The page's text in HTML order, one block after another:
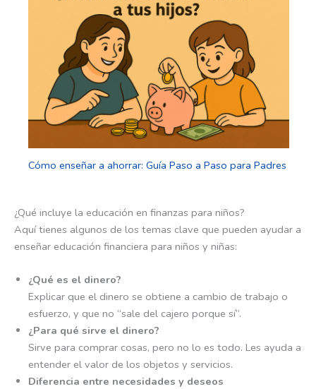
Cómo enseñar a ahorrar: Guía Paso a Paso para Padres
¿Qué incluye la educación en finanzas para niños?
Aquí tienes algunos de los temas clave que pueden ayudar a
enseñar educación financiera para niños y niñas:
¿Qué es el dinero?
Explicar que el dinero se obtiene a cambio de trabajo o
esfuerzo, y que no “sale del cajero porque sí”.
¿Para qué sirve el dinero?
Sirve para comprar cosas, pero no lo es todo. Les ayuda a
entender el valor de los objetos y servicios.
Diferencia entre necesidades y deseos